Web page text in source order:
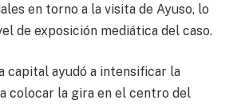
en torno a la visita de Ayuso, lo
de exposición mediática del caso.
capital ayudó a intensificar la
colocar la gira en el centro del